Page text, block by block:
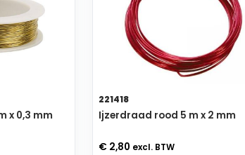
x 0,3 mm
221418
Ijzerdraad rood 5 m x 2 mm
€ 2,80 excl. BTW